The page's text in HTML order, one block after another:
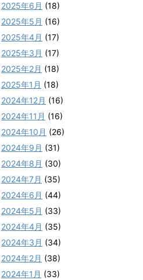
2025年6月 (18)
2025年5月 (16)
2025年4月 (17)
2025年3月 (17)
2025年2月 (18)
2025年1月 (18)
2024年12月 (16)
2024年11月 (16)
2024年10月 (26)
2024年9月 (31)
2024年8月 (30)
2024年7月 (35)
2024年6月 (44)
2024年5月 (33)
2024年4月 (35)
2024年3月 (34)
2024年2月 (38)
2024年1月 (33)